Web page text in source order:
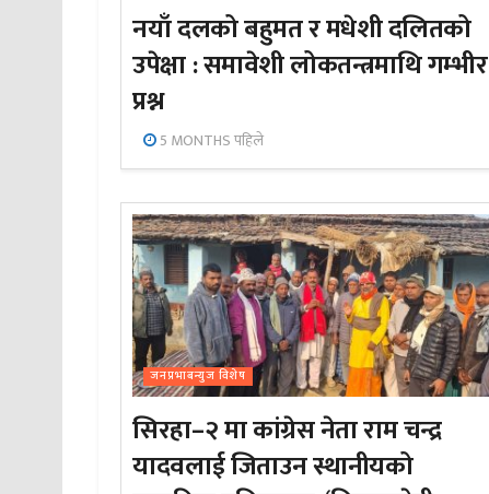
नयाँ दलको बहुमत र मधेशी दलितको
उपेक्षा : समावेशी लोकतन्त्रमाथि गम्भीर
प्रश्न
5 MONTHS पहिले
जनप्रभाबन्युज विशेष
सिरहा–२ मा कांग्रेस नेता राम चन्द्र
यादवलाई जिताउन स्थानीयको